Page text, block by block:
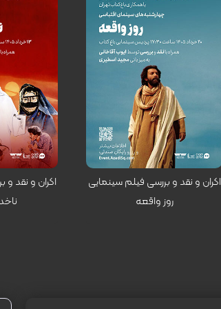
کارگردان: شهرام اسدی
اکران و نقد و بررسی فیلم سینمایی
روز واقعه
کارگردان: ناصر
اکران و نقد